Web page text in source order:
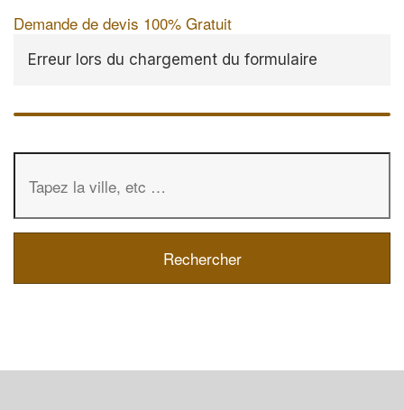
Demande de devis 100% Gratuit
Erreur lors du chargement du formulaire